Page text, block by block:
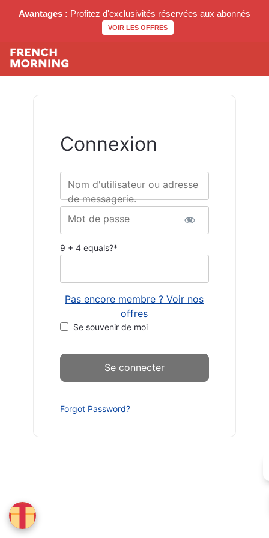
Avantages : Profitez d'exclusivités réservées aux abonnés
VOIR LES OFFRES
Connexion
Nom d'utilisateur ou adresse
de messagerie.
Mot de passe
9 + 4 equals?*
Pas encore membre ? Voir nos
offres
Se souvenir de moi
Forgot Password?